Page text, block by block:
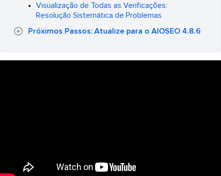
Visualização de Todas as Verificações:
Resolução Sistemática de Problemas
Próximos Passos: Atualize para o AIOSEO 4.8.6